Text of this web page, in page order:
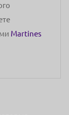
Martines